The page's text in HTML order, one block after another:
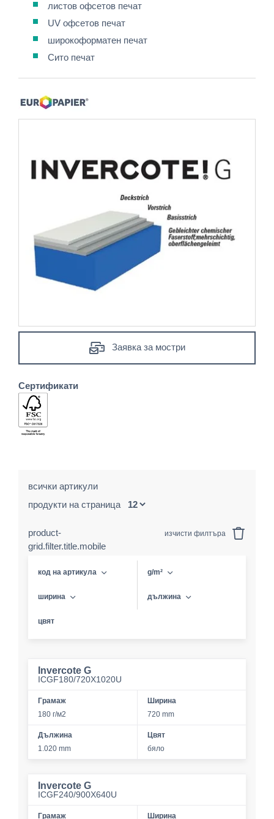
листов офсетов печат
UV офсетов печат
широкоформатен печат
Сито печат
Заявка за мостри
Сертификати
всички артикули
продукти на страница
product-
grid.filter.title.mobile
изчисти филтъра
код на артикула g/m²
ширина дължина
цвят
Invercote G
ICGF180/720X1020U
Грамаж
180 г/м2
Ширина
720 mm
Дължина
1.020 mm
Цвят
бяло
Invercote G
ICGF240/900X640U
Грамаж Ширина